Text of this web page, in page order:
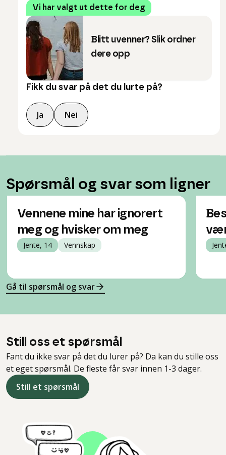
Vi har valgt ut dette for deg
Blitt uvenner? Slik ordner
dere opp
Fikk du svar på det du lurte på?
Ja Nei
Spørsmål og svar som ligner
Vennene mine har ignorert
meg og hvisker om meg
Jente, 14 Vennskap
Gå til spørsmål og svar
Still oss et spørsmål
Fant du ikke svar på det du lurer på? Da kan du stille oss
et eget spørsmål. De fleste får svar innen 1-3 dager.
Still et spørsmål